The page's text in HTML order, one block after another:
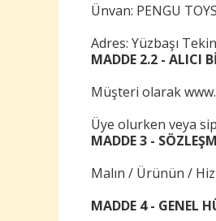
Ünvan: PENGU
Adres: Yüzbaşı
MADDE 2.2 - ALICI
Müşteri olarak
Üye olurken veya
MADDE 3 -
Malın / Ürünün /
MADDE 4 - GENEL